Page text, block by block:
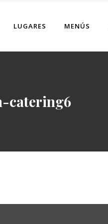
LUGARES MENÚS
catering6